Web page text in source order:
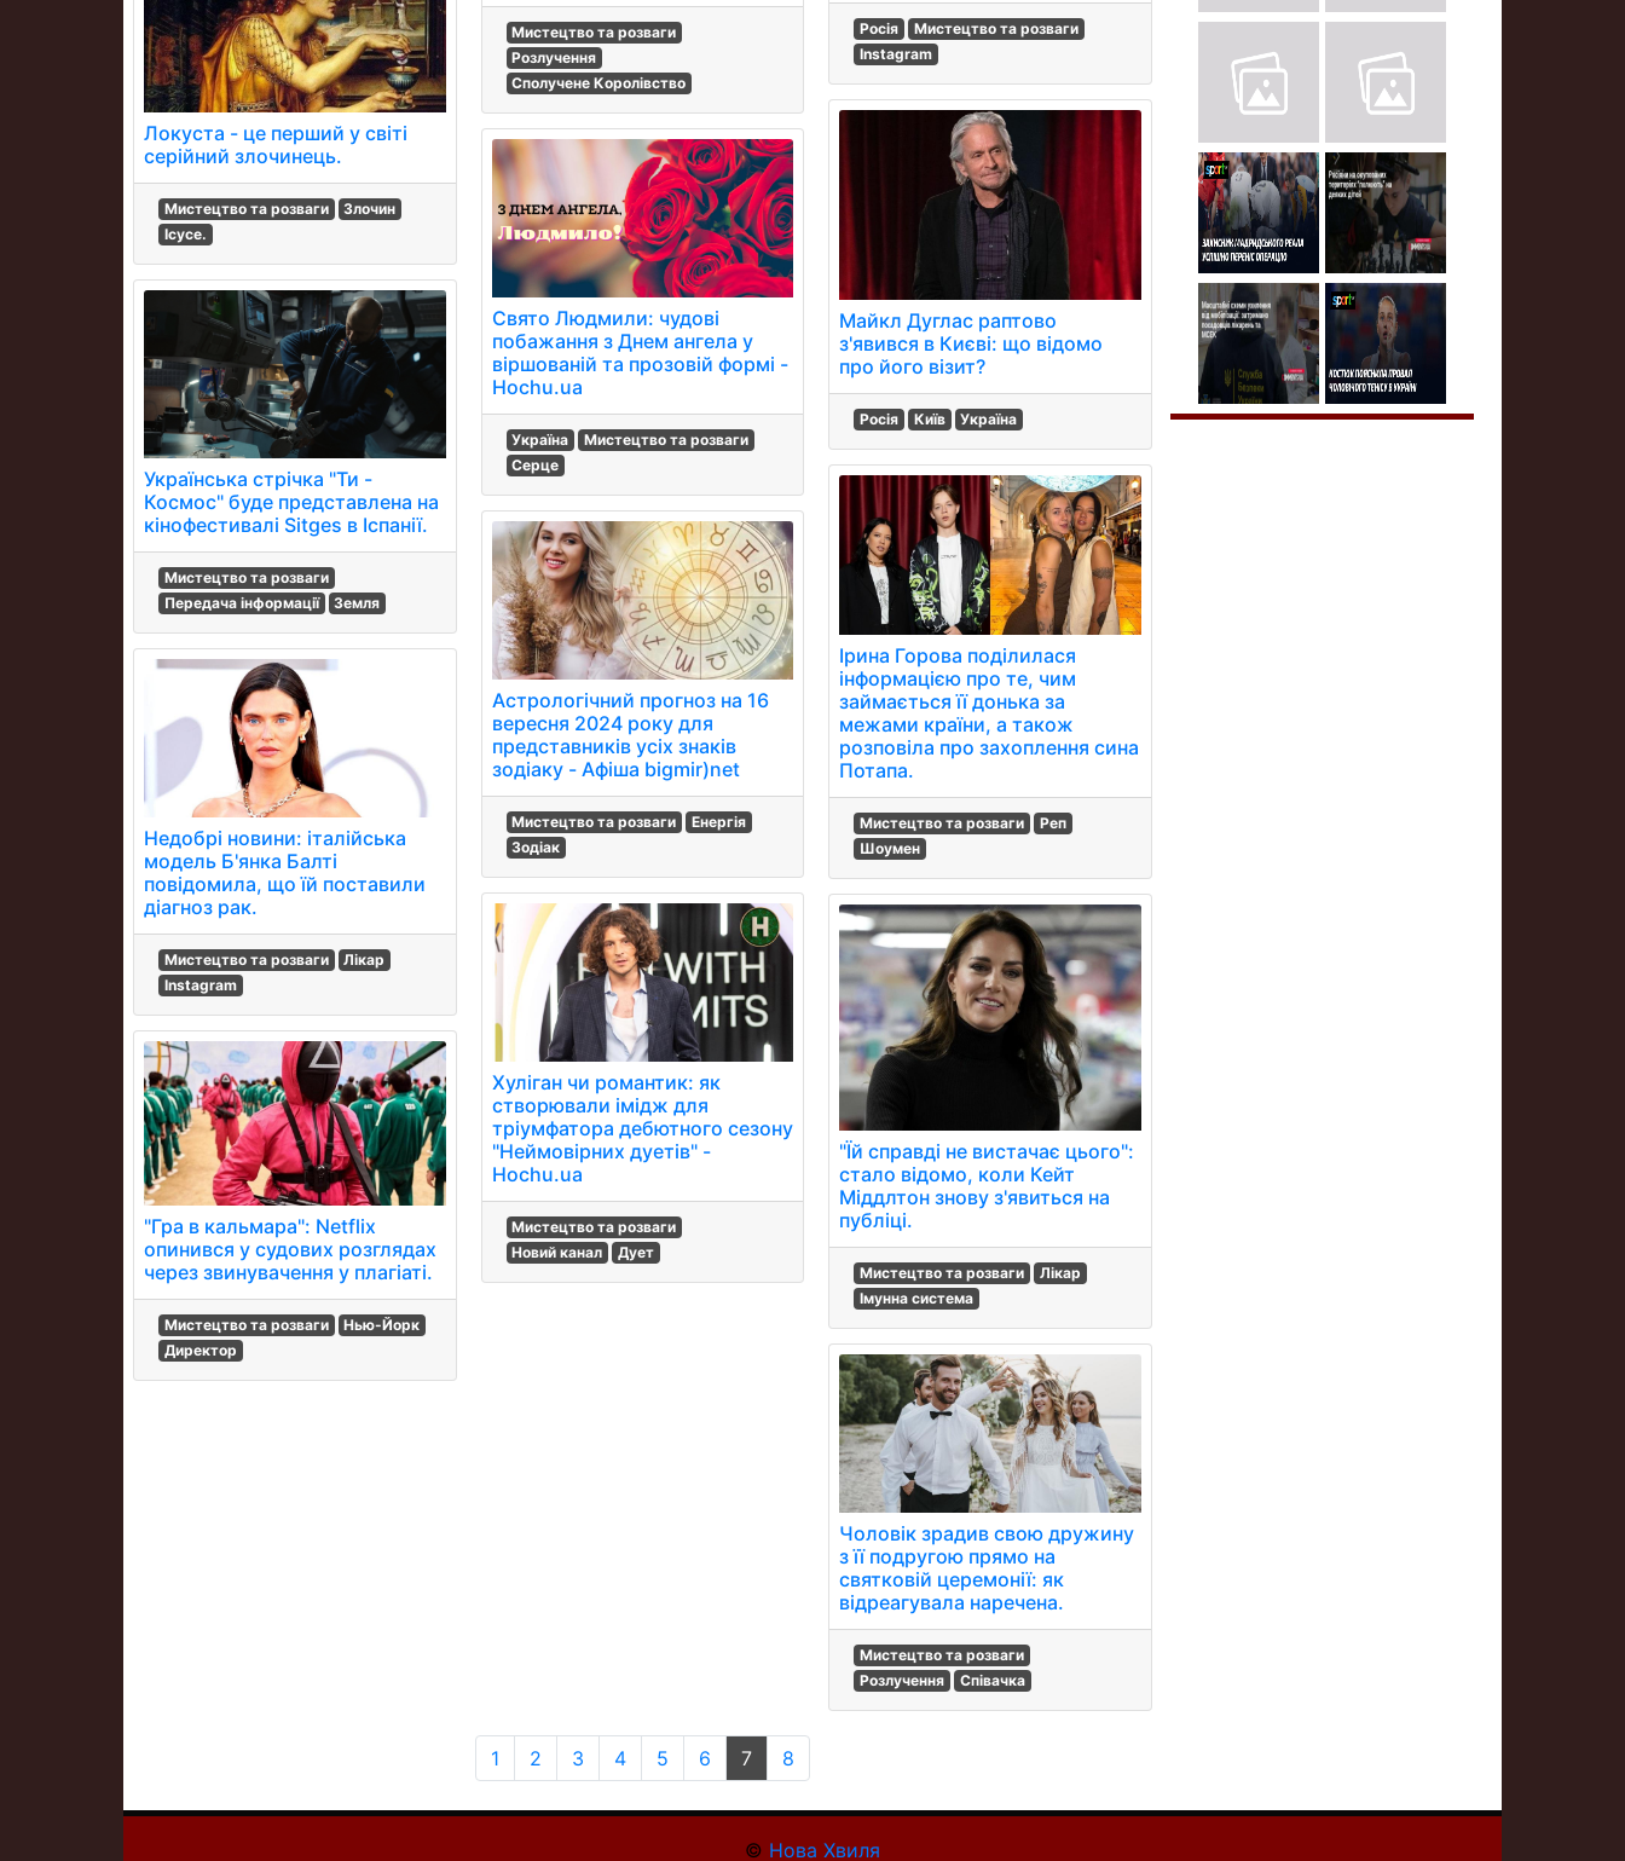
Локуста - це перший у світі
серійний злочинець.
Мистецтво та розваги
Злочин
Ісусе.
Українська стрічка "Ти -
Космос" буде представлена на
кінофестивалі Sitges в Іспанії.
Мистецтво та розваги
Передача інформації
Земля
Недобрі новини: італійська
модель Б'янка Балті
повідомила, що їй поставили
діагноз рак.
Мистецтво та розваги
Лікар
Instagram
"Гра в кальмара": Netflix
опинився у судових розглядах
через звинувачення у плагіаті.
Мистецтво та розваги
Нью-Йорк
Директор
Мистецтво та розваги
Розлучення
Сполучене Королівство
Свято Людмили: чудові
побажання з Днем ангела у
віршованій та прозовій формі -
Hochu.ua
Україна
Мистецтво та розваги
Серце
Астрологічний прогноз на 16
вересня 2024 року для
представників усіх знаків
зодіаку - Афіша bigmir)net
Мистецтво та розваги
Енергія
Зодіак
Хуліган чи романтик: як
створювали імідж для
тріумфатора дебютного сезону
"Неймовірних дуетів" -
Hochu.ua
Мистецтво та розваги
Новий канал
Дует
Росія
Мистецтво та розваги
Instagram
Майкл Дуглас раптово
з'явився в Києві: що відомо
про його візит?
Росія Київ Україна
Ірина Горова поділилася
інформацією про те, чим
займається її донька за
межами країни, а також
розповіла про захоплення сина
Потапа.
Мистецтво та розваги
Реп
Шоумен
"Їй справді не вистачає цього":
стало відомо, коли Кейт
Міддлтон знову з'явиться на
публіці.
Мистецтво та розваги
Лікар
Імунна система
Чоловік зрадив свою дружину
з її подругою прямо на
святковій церемонії: як
відреагувала наречена.
Мистецтво та розваги
Розлучення
Співачка
1 2 3 4 5 6 7 8
© Нова Хвиля